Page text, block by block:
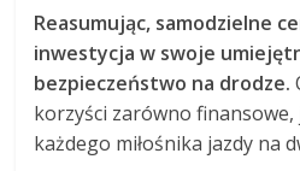
Reasumując, samodzielne
inwestycja w swoje
bezpieczeństwo na drodze.
korzyści zarówno
każdego miłośnika jazdy na